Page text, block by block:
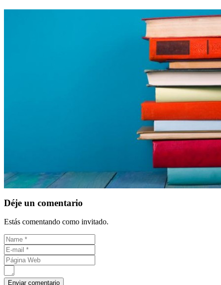
Déje un comentario
Estás comentando como invitado.